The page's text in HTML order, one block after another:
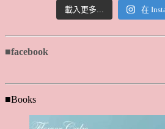
載入更多... 在
■facebook
■Books